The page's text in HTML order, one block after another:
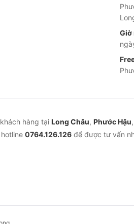
Giờ
hàng tại Long Châu, Phước Hậu,
0764.126.126 để được tư vấn